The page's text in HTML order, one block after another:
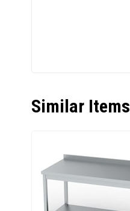
Similar Items